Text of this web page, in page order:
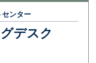
センター
デスク